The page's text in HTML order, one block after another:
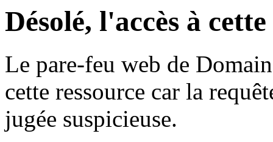
Désolé, l'accès à
Le pare-feu web de
cette ressource car la
jugée suspicieuse.